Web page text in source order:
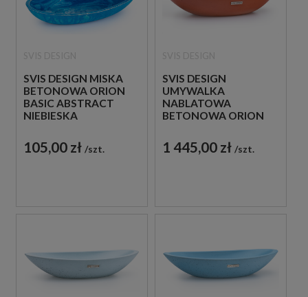
SVIS DESIGN MISKA
BETONOWA ORION
BASIC ABSTRACT
NIEBIESKA
105,00 zł szt.
SVIS DESIGN
UMYWALKA
NABLATOWA
BETONOWA ORION
1 445,00 zł szt.